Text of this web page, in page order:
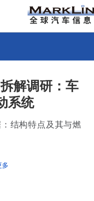
解调研：车
系统
结构特点及其与燃
多